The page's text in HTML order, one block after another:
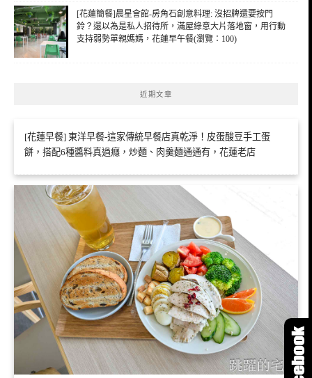
[花蓮簡餐]晨星會館-房角石創意料理: 沒招牌還要按門
鈴？還以為是私人招待所，滿屋綠意大片落地窗，用行動
支持弱勢單親媽媽，花蓮早午餐(瀏覽：100)
近期文章
[花蓮早餐] 東洋早餐-這家傳統早餐店真乾淨！皮蛋酸豆手工蛋
餅，搭配6種醬料真過癮，炒麵、肉羹麵通通有，花蓮老店